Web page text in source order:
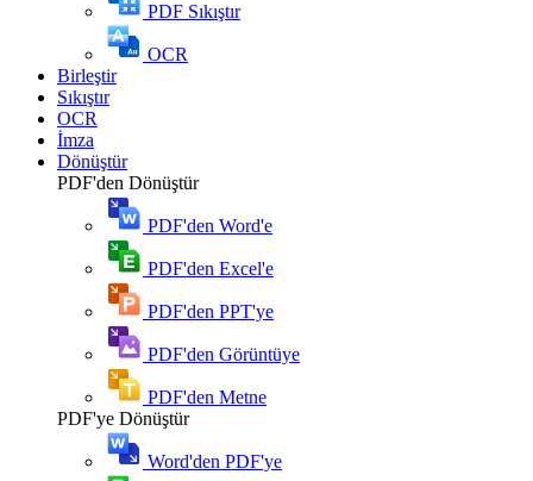
PDF Sıkıştır
OCR
Birleştir
Sıkıştır
OCR
İmza
Dönüştür
PDF'den Dönüştür
PDF'den Word'e
PDF'den Excel'e
PDF'den PPT'ye
PDF'den Görüntüye
PDF'den Metne
PDF'ye Dönüştür
Word'den PDF'ye